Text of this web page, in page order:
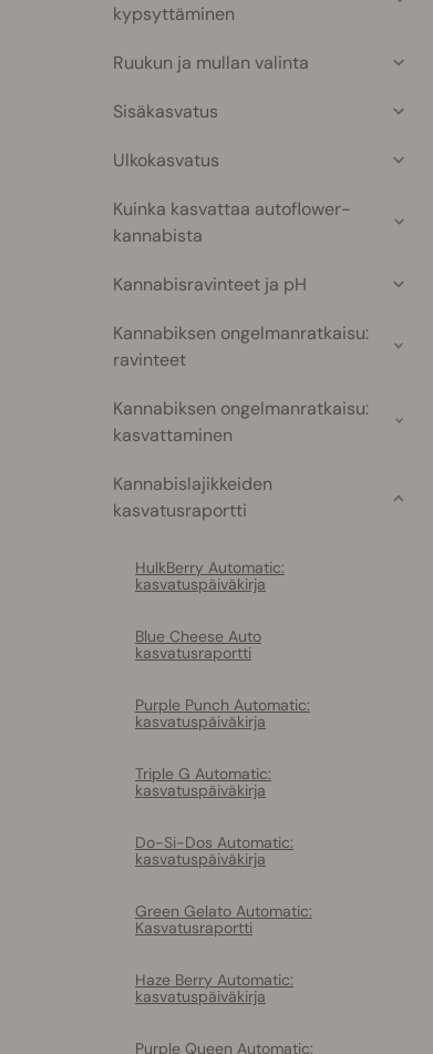
kypsyttäminen
Ruukun ja mullan valinta
Sisäkasvatus
Ulkokasvatus
Kuinka kasvattaa autoflower-
kannabista
Kannabisravinteet ja pH
Kannabiksen ongelmanratkaisu:
ravinteet
Kannabiksen ongelmanratkaisu:
kasvattaminen
Kannabislajikkeiden
kasvatusraportti
HulkBerry Automatic:
kasvatuspäiväkirja
Blue Cheese Auto
kasvatusraportti
Purple Punch Automatic:
kasvatuspäiväkirja
Triple G Automatic:
kasvatuspäiväkirja
Do-Si-Dos Automatic:
kasvatuspäiväkirja
Green Gelato Automatic:
Kasvatusraportti
Haze Berry Automatic:
kasvatuspäiväkirja
Purple Queen Automatic: